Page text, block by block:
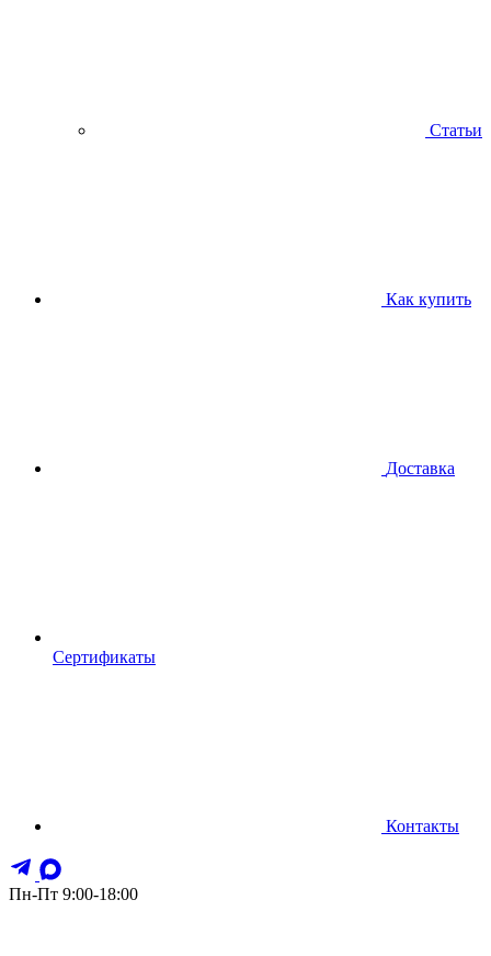
Статьи
Как купить
Доставка
Сертификаты
Контакты
Пн-Пт 9:00-18:00